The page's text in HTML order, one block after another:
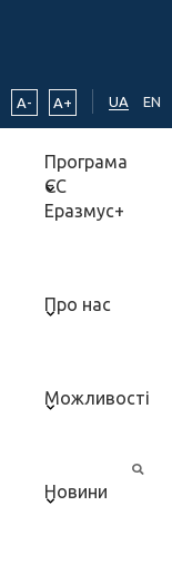
A- A+ UA EN
Програма
ЄС
Еразмус+
Про нас
Можливості
Новини